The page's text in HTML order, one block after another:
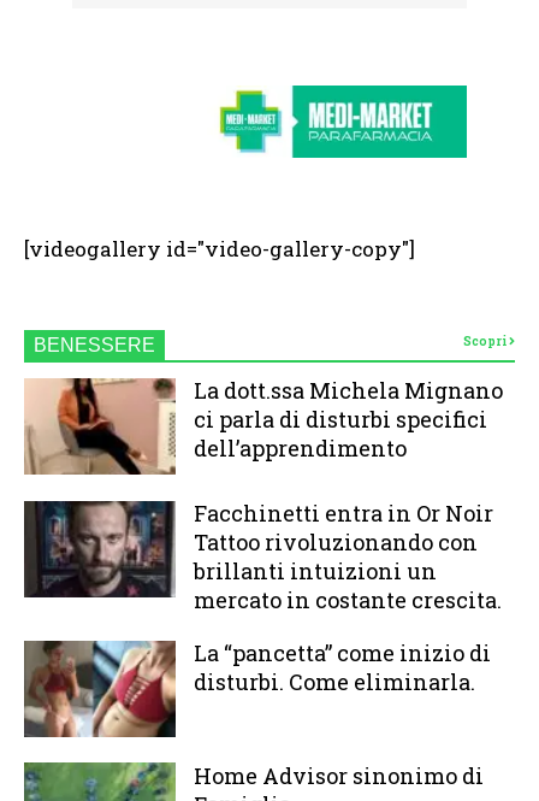
[videogallery id="video-gallery-copy"]
BENESSERE Scopri
La dott.ssa Michela Mignano
ci parla di disturbi specifici
dell’apprendimento
Facchinetti entra in Or Noir
Tattoo rivoluzionando con
brillanti intuizioni un
mercato in costante crescita.
La “pancetta” come inizio di
disturbi. Come eliminarla.
Home Advisor sinonimo di